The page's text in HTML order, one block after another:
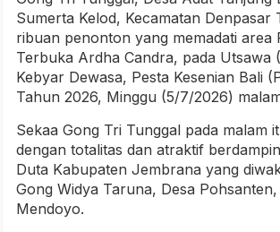
Sumerta Kelod, Kecamatan Denpasar
ribuan penonton yang memadati area
Terbuka Ardha Candra, pada Utsawa
Kebyar Dewasa, Pesta Kesenian Bali
Tahun 2026, Minggu (5/7/2026)
Sekaa Gong Tri Tunggal pada malam
dengan totalitas dan atraktif
Duta Kabupaten Jembrana yang
Gong Widya Taruna, Desa
Mendoyo.